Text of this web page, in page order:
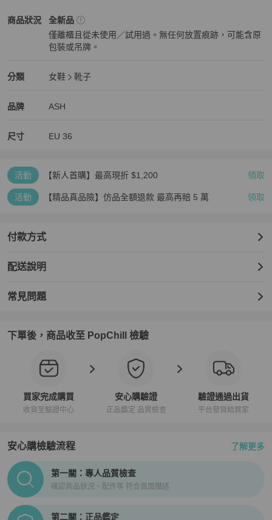
商品狀況
女鞋商品狀態與細節
全新品
僅離櫃且從未使用／試用過。無任何放置痕跡，可能含原
包裝或吊牌。
分類
女鞋分類資訊女鞋
靴子
品牌
精品女鞋 品牌介紹
ASH
尺寸 EU 36
活動 【新人首購】最高現折 $1,200 領取
活動 【精品真品險】仿品全額退款 最高再賠 5 萬 領取
付款方式
配送說明
常見問題
下單後，商品收至 PopChill 檢驗
買家完成購買
收貨至驗證中心
安心購驗證
正品鑑定 品質檢查
驗證通過出貨
平台發貨給買家
安心購檢驗流程 了解更多
PopChill拍拍圈正品驗證、安心購檢驗流程介紹
第一關：專人品質檢查
確認商品狀況、配件等 符合頁面描述
第二關：正品鑑定